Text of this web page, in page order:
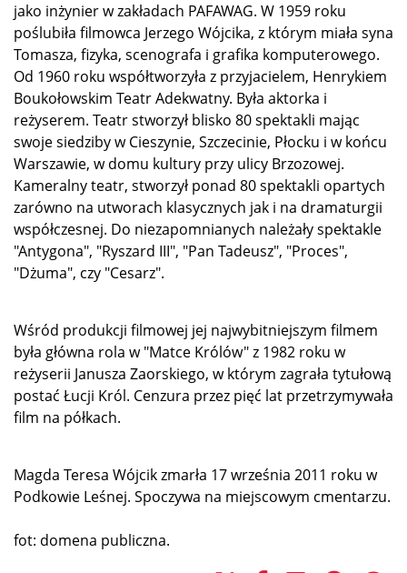
jako inżynier w zakładach PAFAWAG. W 1959 roku
poślubiła filmowca Jerzego Wójcika, z którym miała syna
Tomasza, fizyka, scenografa i grafika komputerowego.
Od 1960 roku współtworzyła z przyjacielem, Henrykiem
Boukołowskim Teatr Adekwatny. Była aktorka i
reżyserem. Teatr stworzył blisko 80 spektakli mając
swoje siedziby w Cieszynie, Szczecinie, Płocku i w końcu
Warszawie, w domu kultury przy ulicy Brzozowej.
Kameralny teatr, stworzył ponad 80 spektakli opartych
zarówno na utworach klasycznych jak i na dramaturgii
współczesnej. Do niezapomnianych należały spektakle
"Antygona", "Ryszard III", "Pan Tadeusz", "Proces",
"Dżuma", czy "Cesarz".
Wśród produkcji filmowej jej najwybitniejszym filmem
była główna rola w "Matce Królów" z 1982 roku w
reżyserii Janusza Zaorskiego, w którym zagrała tytułową
postać Łucji Król. Cenzura przez pięć lat przetrzymywała
film na półkach.
Magda Teresa Wójcik zmarła 17 września 2011 roku w
Podkowie Leśnej. Spoczywa na miejscowym cmentarzu.
fot: domena publiczna.